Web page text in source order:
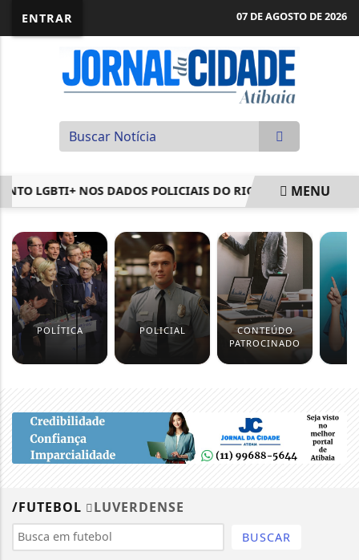
ENTRAR 07 DE AGOSTO DE 2026
LGBTI+ NOS DADOS POLICIAIS DO RIO CÂMARA
MENU
POLÍTICA POLICIAL
CONTEÚDO
PATROCINADO
/FUTEBOL LUVERDENSE
BUSCAR